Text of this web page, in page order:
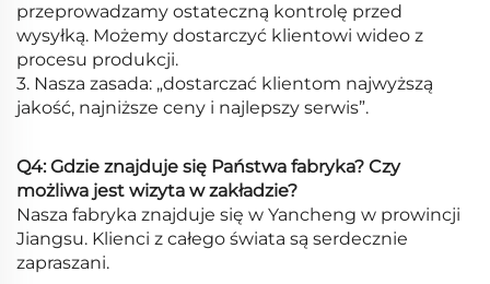
przeprowadzamy ostateczną kontrolę przed
wysyłką. Możemy dostarczyć klientowi wideo z
procesu produkcji.
3. Nasza zasada: „dostarczać klientom najwyższą
jakość, najniższe ceny i najlepszy serwis”.
Q4: Gdzie znajduje się Państwa fabryka? Czy
możliwa jest wizyta w zakładzie?
Nasza fabryka znajduje się w Yancheng w prowincji
Jiangsu. Klienci z całego świata są serdecznie
zapraszani.